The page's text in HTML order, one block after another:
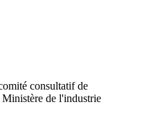
consultatif de
de l'industrie